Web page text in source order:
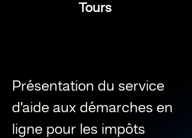
Tours
Présentation du service
d'aide aux démarches en
ligne pour les impôts